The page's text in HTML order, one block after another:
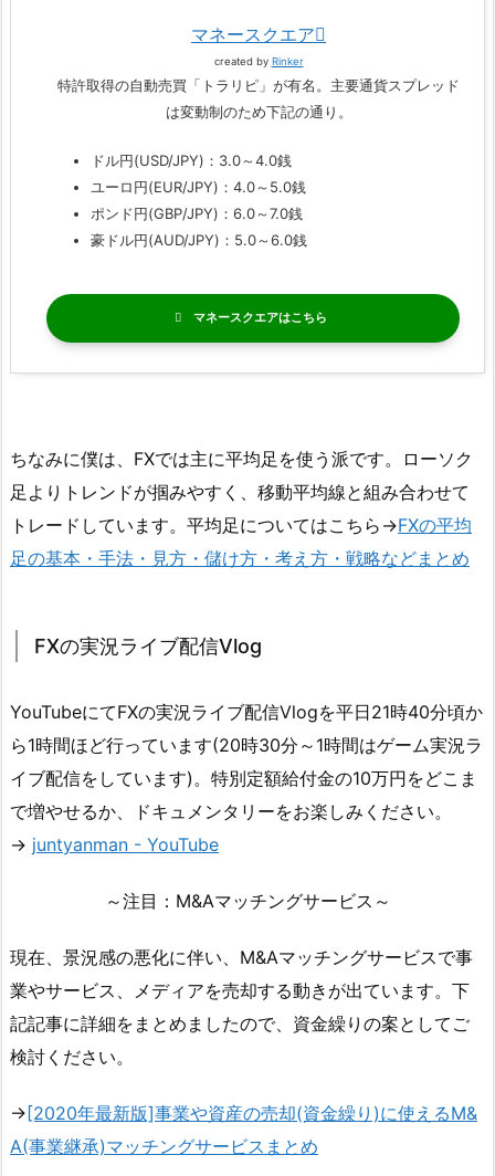
マネースクエア
created by Rinker
特許取得の自動売買「トラリピ」が有名。主要通貨スプレッド
は変動制のため下記の通り。
ドル円(USD/JPY)：3.0～4.0銭
ユーロ円(EUR/JPY)：4.0～5.0銭
ポンド円(GBP/JPY)：6.0～7.0銭
豪ドル円(AUD/JPY)：5.0～6.0銭
マネースクエア
ちなみに僕は、FXでは主に平均足を使う派です。ローソク
足よりトレンドが掴みやすく、移動平均線と組み合わせて
トレードしています。平均足についてはこちら→FXの平均
足の基本・手法・見方・儲け方・考え方・戦略などまとめ
FXの実況ライブ配信Vlog
YouTubeにてFXの実況ライブ配信Vlogを平日21時40分頃か
ら1時間ほど行っています(20時30分～1時間はゲーム実況ラ
イブ配信をしています)。特別定額給付金の10万円をどこま
で増やせるか、ドキュメンタリーをお楽しみください。
→ juntyanman - YouTube
～注目：M&Aマッチングサービス～
現在、景況感の悪化に伴い、M&Aマッチングサービスで事
業やサービス、メディアを売却する動きが出ています。下
記記事に詳細をまとめましたので、資金繰りの案としてご
検討ください。
→[2020年最新版]事業や資産の売却(資金繰り)に使えるM&
A(事業継承)マッチングサービスまとめ